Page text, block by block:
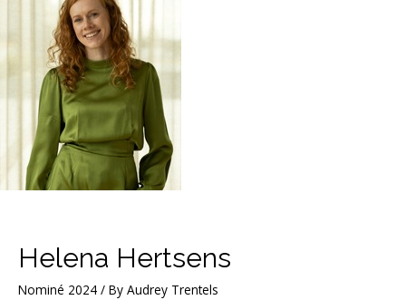
Helena Hertsens
Nominé 2024 / By Audrey Trentels